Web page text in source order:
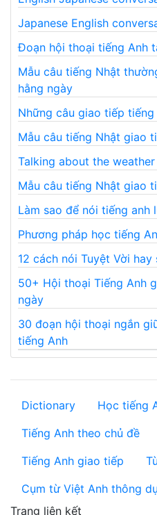
Japanese English
Đoạn hội thoại tiếng Anh
Mẫu câu tiếng Nhật
hằng ngày
Những câu giao tiếp
Mẫu câu tiếng Nhật giao
Talking about the
Mẫu câu tiếng Nhật giao
Làm sao để nói tiếng anh
Phương pháp học tiếng
12 cách nói Tuyệt Vời
50+ Hội thoại Tiếng Anh
ngày
30 đoạn hội thoại ngắn
tiếng Anh
Dictionary
Học tiếng
Tiếng Anh theo chủ đề
Tiếng Anh giao tiếp
Cụm từ Việt Anh thông
Trang liên kết